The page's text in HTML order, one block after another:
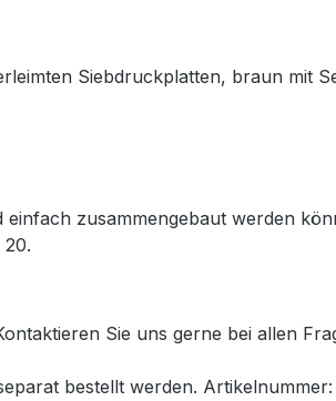
Siebdruckplatten, braun mit
zusammengebaut werden
Sie uns gerne bei allen
bestellt werden.